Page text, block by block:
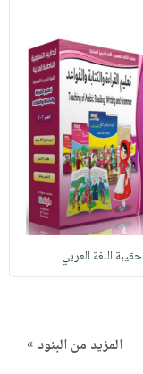
حقيبة اللغة العربي
المزيد من البنود »